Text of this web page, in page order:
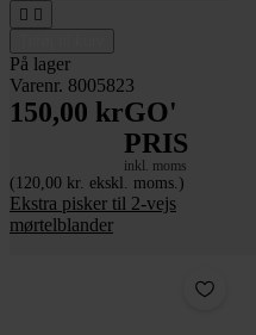
 
På lager
Varenr. 8005823
150,00 krGO'
PRIS
inkl. moms
(120,00 kr. ekskl. moms.)
Ekstra pisker til 2-vejs
mørtelblander